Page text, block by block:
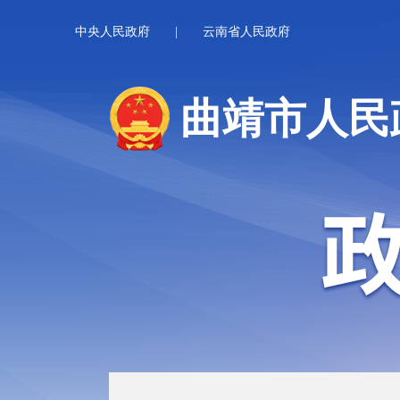
中央人民政府 云南省人民政府
曲靖市人